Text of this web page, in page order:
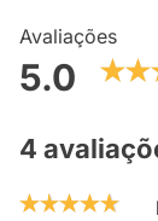
Avaliações
5.0
4